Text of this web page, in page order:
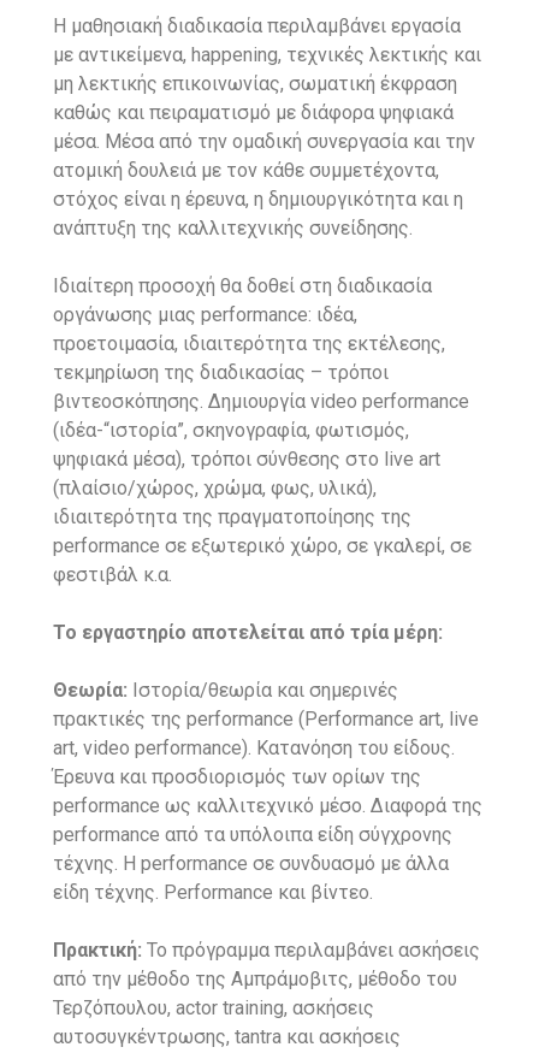
Η μαθησιακή διαδικασία περιλαμβάνει εργασία
με αντικείμενα, happening, τεχνικές λεκτικής και
μη λεκτικής επικοινωνίας, σωματική έκφραση
καθώς και πειραματισμό με διάφορα ψηφιακά
μέσα. Μέσα από την ομαδική συνεργασία και την
ατομική δουλειά με τον κάθε συμμετέχοντα,
στόχος είναι η έρευνα, η δημιουργικότητα και η
ανάπτυξη της καλλιτεχνικής συνείδησης.
Ιδιαίτερη προσοχή θα δοθεί στη διαδικασία
οργάνωσης μιας performance: ιδέα,
προετοιμασία, ιδιαιτερότητα της εκτέλεσης,
τεκμηρίωση της διαδικασίας – τρόποι
βιντεοσκόπησης. Δημιουργία video performance
(ιδέα-“ιστορία”, σκηνογραφία, φωτισμός,
ψηφιακά μέσα), τρόποι σύνθεσης στο live art
(πλαίσιο/χώρος, χρώμα, φως, υλικά),
ιδιαιτερότητα της πραγματοποίησης της
performance σε εξωτερικό χώρο, σε γκαλερί, σε
φεστιβάλ κ.α.
Το εργαστηρίο αποτελείται από τρία μέρη:
Θεωρία: Ιστορία/θεωρία και σημερινές
πρακτικές της performance (Performance art, live
art, video performance). Κατανόηση του είδους.
Έρευνα και προσδιορισμός των ορίων της
performance ως καλλιτεχνικό μέσο. Διαφορά της
performance από τα υπόλοιπα είδη σύγχρονης
τέχνης. Η performance σε συνδυασμό με άλλα
είδη τέχνης. Performance και βίντεο.
Πρακτική: Το πρόγραμμα περιλαμβάνει ασκήσεις
από την μέθοδο της Αμπράμοβιτς, μέθοδο του
Τερζόπουλου, actor training, ασκήσεις
αυτοσυγκέντρωσης, tantra και ασκήσεις